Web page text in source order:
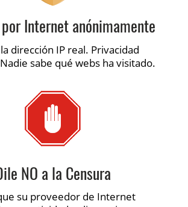
por Internet anónimamente
dirección IP real. Privacidad
sabe qué webs ha visitado.
NO a la Censura
su proveedor de Internet